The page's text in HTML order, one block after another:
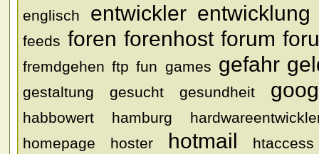
englisch
entwickler entwicklung
feeds foren forenhost forum
fremdgehen ftp fun games gefahr
gestaltung gesucht gesundheit
habbowert hamburg
homepage
hoster hotmail
htaccess